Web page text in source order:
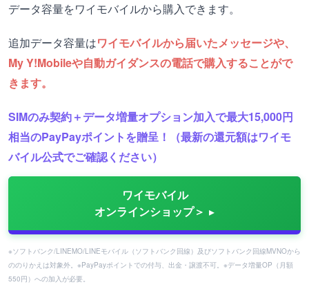
データ容量をワイモバイルから購入できます。
追加データ容量はワイモバイルから届いたメッセージや、
My Y!Mobileや自動ガイダンスの電話で購入することがで
きます。
SIMのみ契約＋データ増量オプション加入で最大15,000円
相当のPayPayポイントを贈呈！（最新の還元額はワイモ
バイル公式でご確認ください）
ワイモバイル
オンラインショップ＞
※ソフトバンク/LINEMO/LINEモバイル（ソフトバンク回線）及びソフトバンク回線MVNOから
ののりかえは対象外。※PayPayポイントでの付与、出金・譲渡不可。※データ増量OP（月額
550円）への加入が必要。